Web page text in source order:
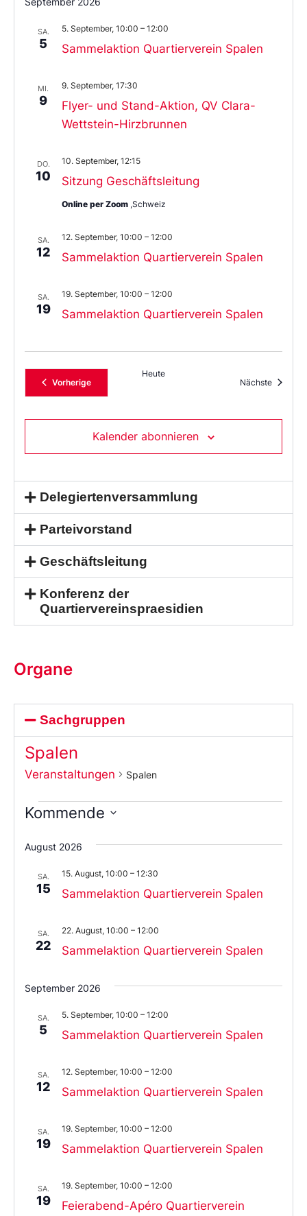
SA.
5 Sammelaktion Quartierverein Spalen
5. September, 10:00 – 12:00
MI.
9
Flyer- und Stand-Aktion, QV Clara-
Wettstein-Hirzbrunnen
9. September, 17:30
DO.
10 Sitzung Geschäftsleitung
10. September, 12:15
Online per Zoom ,Schweiz
SA.
12 Sammelaktion Quartierverein Spalen
12. September, 10:00 – 12:00
SA.
19 Sammelaktion Quartierverein Spalen
19. September, 10:00 – 12:00
VorherigeVeranstaltungen
Heute
Nächste
Kalender abonnieren
Delegiertenversammlung
Parteivorstand
Geschäftsleitung
Konferenz der
Quartiervereinspraesidien
Organe
Sachgruppen
Spalen
Veranstaltungen Spalen
Kommende
Sie
das
aus.
August 2026
SA.
15 Sammelaktion Quartierverein Spalen
15. August, 10:00 – 12:30
SA.
22 Sammelaktion Quartierverein Spalen
22. August, 10:00 – 12:00
September 2026
SA.
5 Sammelaktion Quartierverein Spalen
5. September, 10:00 – 12:00
SA.
12 Sammelaktion Quartierverein Spalen
12. September, 10:00 – 12:00
SA.
19 Sammelaktion Quartierverein Spalen
19. September, 10:00 – 12:00
SA.
19
Feierabend-Apéro Quartierverein
19. September, 10:00 – 12:00